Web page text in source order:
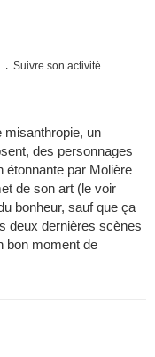
Suivre son activité
misanthropie, un
des personnages
étonnante par Molière
de son art (le voir
bonheur, sauf que ça
deux dernières scènes
bon moment de